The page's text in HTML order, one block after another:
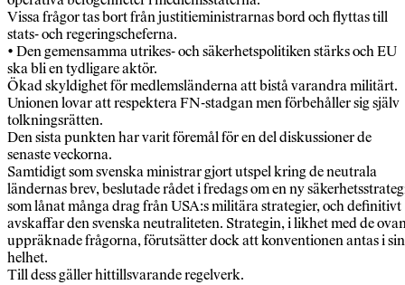
Vissa frågor tas bort från justitieministrarnas bord och flyttas till
stats- och regeringscheferna.
• Den gemensamma utrikes- och säkerhetspolitiken stärks och EU
ska bli en tydligare aktör.
Ökad skyldighet för medlemsländerna att bistå varandra militärt.
Unionen lovar att respektera FN-stadgan men förbehåller sig själv
tolkningsrätten.
Den sista punkten har varit föremål för en del diskussioner de
senaste veckorna.
Samtidigt som svenska ministrar gjort utspel kring de neutrala
ländernas brev, beslutade rådet i fredags om en ny
som lånat många drag från USA:s militära strategier, och definitivt
avskaffar den svenska neutraliteten. Strategin, i likhet med de
uppräknade frågorna, förutsätter dock att konventionen antas i sin
helhet.
Till dess gäller hittillsvarande regelverk.